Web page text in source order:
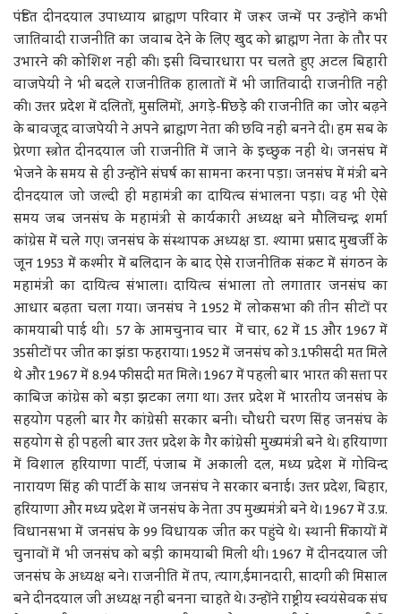
पंडित दीनदयाल उपाध्याय ब्राह्मण परिवार में जरूर जन्में पर उन्होंने कभी
जातिवादी राजनीति का जवाब देने के लिए खुद को ब्राह्मण नेता के तौर पर
उभारने की कोशिश नहीं की। इसी विचारधारा पर चलते हुए अटल बिहारी
वाजपेयी ने भी बदले राजनीतिक हालातों में भी जातिवादी राजनीति नहीं
की। उत्तर प्रदेश में दलितों, मुसलिमों, अगड़े-पिछड़े की राजनीति का जोर बढ़ने
के बावजूद वाजपेयी ने अपने ब्राह्मण नेता की छवि नहीं बनने दी। हम सब के
प्रेरणा स्त्रोत दीनदयाल जी राजनीति में जाने के इच्छुक नहीं थे। जनसंघ में
भेजने के समय से ही उन्होंने संघर्ष का सामना करना पड़ा। जनसंघ में मंत्री बने
दीनदयाल जो जल्दी ही महामंत्री का दायित्व संभालना पड़ा। वह भी ऐसे
समय जब जनसंघ के महामंत्री से कार्यकारी अध्यक्ष बने मौलिचन्द्र शर्मा
कांग्रेस में चले गए। जनसंघ के संस्थापक अध्यक्ष डा. श्यामा प्रसाद मुखर्जी के
जून 1953 में कश्मीर में बलिदान के बाद ऐसे राजनीतिक संकट में संगठन के
महामंत्री का दायित्व संभाला। दायित्व संभाला तो लगातार जनसंघ का
आधार बढ़ता चला गया। जनसंघ ने 1952 में लोकसभा की तीन सीटों पर
कामयाबी पाई थी। 57 के आमचुनाव चार में चार, 62 में 15 और 1967 में
35सीटों पर जीत का झंडा फहराया। 1952 में जनसंघ को 3.1फीसदी मत मिले
थे और 1967 में 8.94 फीसदी मत मिले। 1967 में पहली बार भारत की सत्ता पर
काबिज कांग्रेस को बड़ा झटका लगा था। उत्तर प्रदेश में भारतीय जनसंघ के
सहयोग पहली बार गैर कांग्रेसी सरकार बनी। चौधरी चरण सिंह जनसंघ के
सहयोग से ही पहली बार उत्तर प्रदेश के गैर कांग्रेसी मुख्यमंत्री बने थे। हरियाणा
में विशाल हरियाणा पार्टी, पंजाब में अकाली दल, मध्य प्रदेश में गोविन्द
नारायण सिंह की पार्टी के साथ जनसंघ ने सरकार बनाई। उत्तर प्रदेश, बिहार,
हरियाणा और मध्य प्रदेश में जनसंघ के नेता उप मुख्यमंत्री बने थे। 1967 में उ.प्र.
विधानसभा में जनसंघ के 99 विधायक जीत कर पहुंचे थे। स्थानी निकायों में
चुनावों में भी जनसंघ को बड़ी कामयाबी मिली थी। 1967 में दीनदयाल जी
जनसंघ के अध्यक्ष बने। राजनीति में तप, त्याग,ईमानदारी, सादगी की मिसाल
बने दीनदयाल जी अध्यक्ष नहीं बनना चाहते थे। उन्होंने राष्ट्रीय स्वयंसेवक संघ